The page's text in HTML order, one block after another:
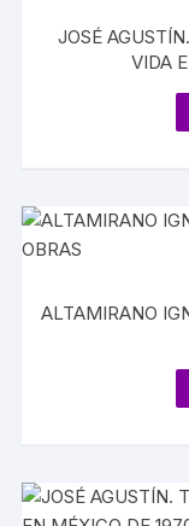
JOSÉ
VIDA
ALTAMIRANO